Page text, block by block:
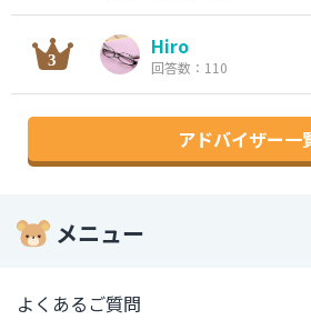
Hiro
回答数：110
アドバイザー一
メニュー
よくあるご質問